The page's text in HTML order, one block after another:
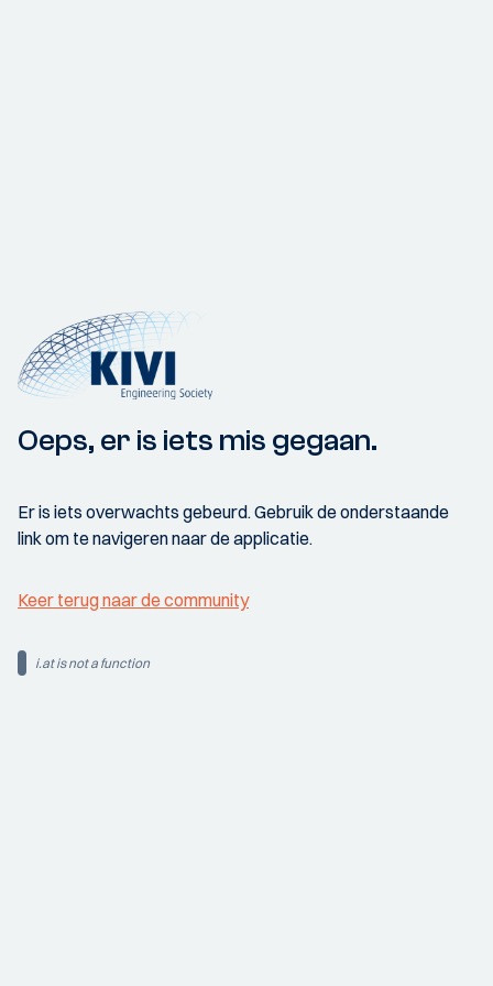
Oeps, er is iets mis gegaan.
Er is iets overwachts gebeurd. Gebruik de onderstaande
link om te navigeren naar de applicatie.
Keer terug naar de community
i.at is not a function